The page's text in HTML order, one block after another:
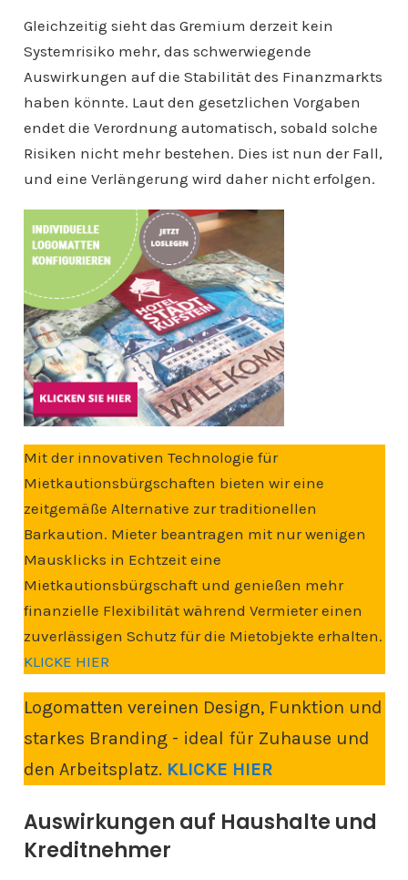
Gleichzeitig sieht das Gremium derzeit kein
Systemrisiko mehr, das schwerwiegende
Auswirkungen auf die Stabilität des Finanzmarkts
haben könnte. Laut den gesetzlichen Vorgaben
endet die Verordnung automatisch, sobald solche
Risiken nicht mehr bestehen. Dies ist nun der Fall,
und eine Verlängerung wird daher nicht erfolgen.
Mit der innovativen Technologie für
Mietkautionsbürgschaften bieten wir eine
zeitgemäße Alternative zur traditionellen
Barkaution. Mieter beantragen mit nur wenigen
Mausklicks in Echtzeit eine
Mietkautionsbürgschaft und genießen mehr
finanzielle Flexibilität während Vermieter einen
zuverlässigen Schutz für die Mietobjekte erhalten.
KLICKE HIER
Logomatten vereinen Design, Funktion und
starkes Branding - ideal für Zuhause und
den Arbeitsplatz. KLICKE HIER
Auswirkungen auf Haushalte und
Kreditnehmer